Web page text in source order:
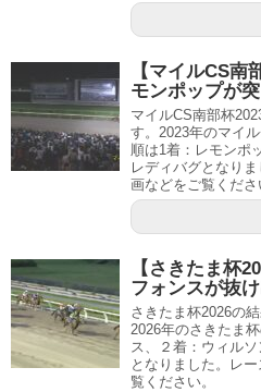
【マイルCS南
モンポップが
マイルCS南部杯
す。2023年のマイ
順は1着：レモンポ
レディバグとなり
画などをご覧くださ
【さきたま杯
フォンスが抜
さきたま杯2026の
2026年のさきたま
ス、２着：ウィル
となりました。レ
覧ください。